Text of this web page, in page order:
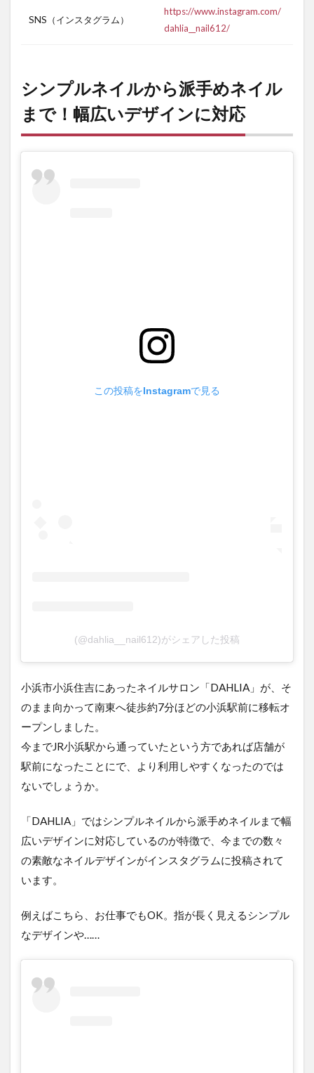
SNS（インスタグラム）
https://www.instagram.com/
dahlia__nail612/
シンプルネイルから派手めネイル
まで！幅広いデザインに対応
この投稿をInstagramで見る
(@dahlia__nail612)がシェアした投稿
小浜市小浜住吉にあったネイルサロン「DAHLIA」が、そ
のまま向かって南東へ徒歩約7分ほどの小浜駅前に移転オ
ープンしました。
今までJR小浜駅から通っていたという方であれば店舗が
駅前になったことにで、より利用しやすくなったのでは
ないでしょうか。
「DAHLIA」ではシンプルネイルから派手めネイルまで幅
広いデザインに対応しているのが特徴で、今までの数々
の素敵なネイルデザインがインスタグラムに投稿されて
います。
例えばこちら、お仕事でもOK。指が長く見えるシンプル
なデザインや……